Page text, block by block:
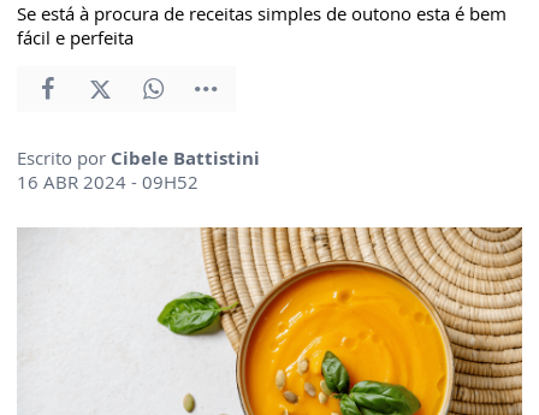
Se está à procura de receitas simples de outono esta é bem
fácil e perfeita
Escrito por Cibele Battistini
16 ABR 2024 - 09H52